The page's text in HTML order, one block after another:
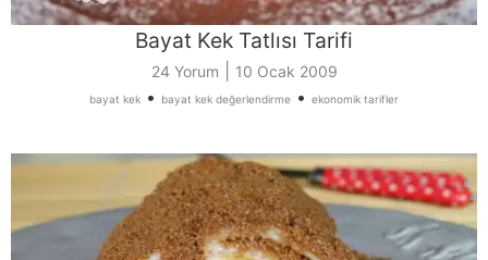
Bayat Kek Tatlısı Tarifi
24 Yorum 10 Ocak 2009
bayat kek • bayat kek değerlendirme • ekonomik tarifler